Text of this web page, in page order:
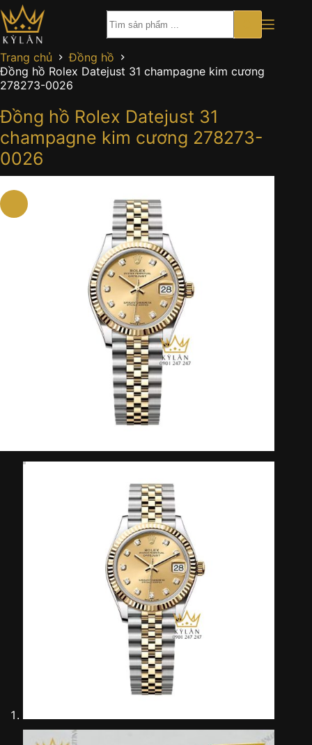
Chuyển
đến
phần
nội
dung
Trang chủ
Đồng hồ
Đồng hồ Rolex Datejust 31 champagne kim cương
278273-0026
Đồng hồ Rolex Datejust 31
champagne kim cương 278273-
0026